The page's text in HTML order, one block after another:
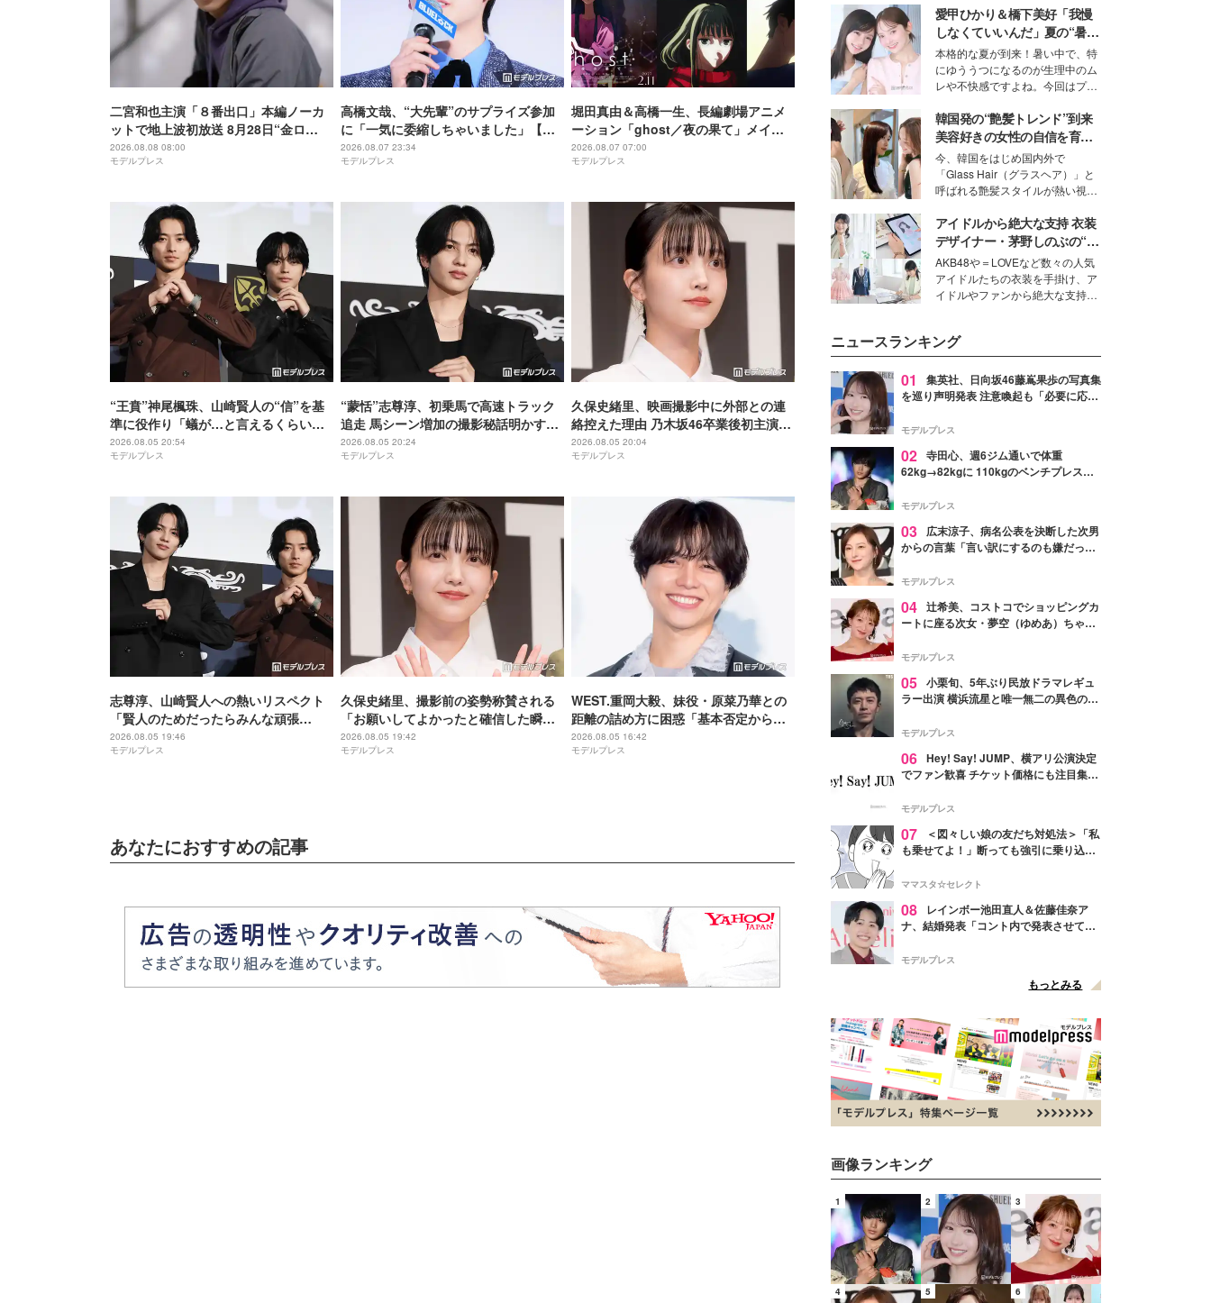
二宮和也主演「８番出口」本編ノーカ
ットで地上波初放送 8月28日“金ロ
ー”枠
2026.08.08 08:00
モデルプレス
高橋文哉、“大先輩”のサプライズ参加
に「一気に委縮しちゃいました」【ブ
ルーロック】
2026.08.07 23:34
モデルプレス
堀田真由＆高橋一生、長編劇場アニメ
ーション「ghost／夜の果て」メイン
キャスト声優に決定「子どもの頃に抱
いていた言葉にはできない沢山の感情
2026.08.07 07:00
モデルプレス
“王賁”神尾楓珠、山崎賢人の“信”を基
準に役作り「蟻が…と言えるくらいの
説得力がないと」【キングダム 魂の決
戦】
2026.08.05 20:54
モデルプレス
“蒙恬”志尊淳、初乗馬で高速トラック
追走 馬シーン増加の撮影秘話明かす
【キングダム 魂の決戦】
2026.08.05 20:24
モデルプレス
久保史緒里、映画撮影中に外部との連
絡控えた理由 乃木坂46卒業後初主演で
母親役に【世界は美しいと誰かが言っ
た】
2026.08.05 20:04
モデルプレス
志尊淳、山崎賢人への熱いリスペクト
「賢人のためだったらみんな頑張
る」“信”としての姿を絶賛【キングダ
ム 魂の決戦】
2026.08.05 19:46
モデルプレス
久保史緒里、撮影前の姿勢称賛される
「お願いしてよかったと確信した瞬
間」【世界は美しいと誰かが言った】
2026.08.05 19:42
モデルプレス
WEST.重岡大毅、妹役・原菜乃華との
距離の詰め方に困惑「基本否定から入
る会話をしてしまった」【5秒で完全犯
罪を生成する方法】
2026.08.05 16:42
モデルプレス
あなたにおすすめの記事
ニオン好き”という共通点を持つモ
デルの宮城舞と島村雄大の特別対
談をお届け！それぞれの視点か
ら、今作ならではの魅力や予想外
の感動をもたらす奥深いストーリ
ーについて熱く語り合ってもらっ
た。
愛甲ひかり＆橋下美好「我慢
しなくていいんだ」夏の“暑さ
対策”の新しい選択肢とは？
本格的な夏が到来！暑い中で、特
にゆううつになるのが生理中のム
レや不快感ですよね。今回はプラ
モデル・愛甲ひかりさんと橋下美
好さんを迎えて本音で女子会トー
ク。猛暑のお出かけを快適に過ご
すヒントや、2人が感動した夏の
生理の新常識にも迫りました。
韓国発の“艶髪トレンド”到来
美容好きの女性の自信を育む
「ヘアケア事情」って？
今、韓国をはじめ国内外で
「Glass Hair（グラスヘア）」と
呼ばれる艶髪スタイルが熱い視線
ションの完成度を高めるベースと
して、“髪そのものの美しさ”に改
めて注目する人が増えている様
子。今回は、そんな憧れの艶やか
な髪を日常で叶える、美容好きの
女性たちのヘアケア事情を紹介し
アイドルから絶大な支持 衣装
デザイナー・茅野しのぶの“可
愛い”を作る美学＜「シチズン
クロスシー」インタビュー＞
AKB48や＝LOVEなど数々の人気
アイドルたちの衣装を手掛け、ア
イドルやファンから絶大な支持を
ター・茅野しのぶ。一人ひとりの
個性に寄り添い、魅力を引き出す
衣装作りは、多くの女性たちに勇
気と自信を与え続けている。
ニュースランキング
01
集英社、日向坂46藤嶌果歩の写真集
を巡り声明発表 注意喚起も「必要に応じ
モデルプレス
02 寺田心、週6ジム通いで体重
62kg→82kgに 110kgのベンチプレス持
「かっこいい」と反響
モデルプレス
03
広末涼子、病名公表を決断した次男
からの言葉「言い訳にするのも嫌だっ
モデルプレス
04 辻希美、コストコでショッピングカ
ートに座る次女・夢空（ゆめあ）ちゃん
ぎ」「成長を感じる」の声
モデルプレス
05 小栗旬、5年ぶり民放ドラマレギュ
ラー出演 横浜流星と唯一無二の異色のバ
モデルプレス
06 Hey! Say! JUMP、横アリ公演決定
でファン歓喜 チケット価格にも注目集ま
モデルプレス
07
＜図々しい娘の友だち対処法＞「私
も乗せてよ！」断っても強引に乗り込ん
ママスタ☆セレクト
08
レインボー池田直人＆佐藤佳奈ア
ナ、結婚発表「コント内で発表させてい
点変更のため
モデルプレス
もっとみる
画像ランキング
1 2 3
4 5 6